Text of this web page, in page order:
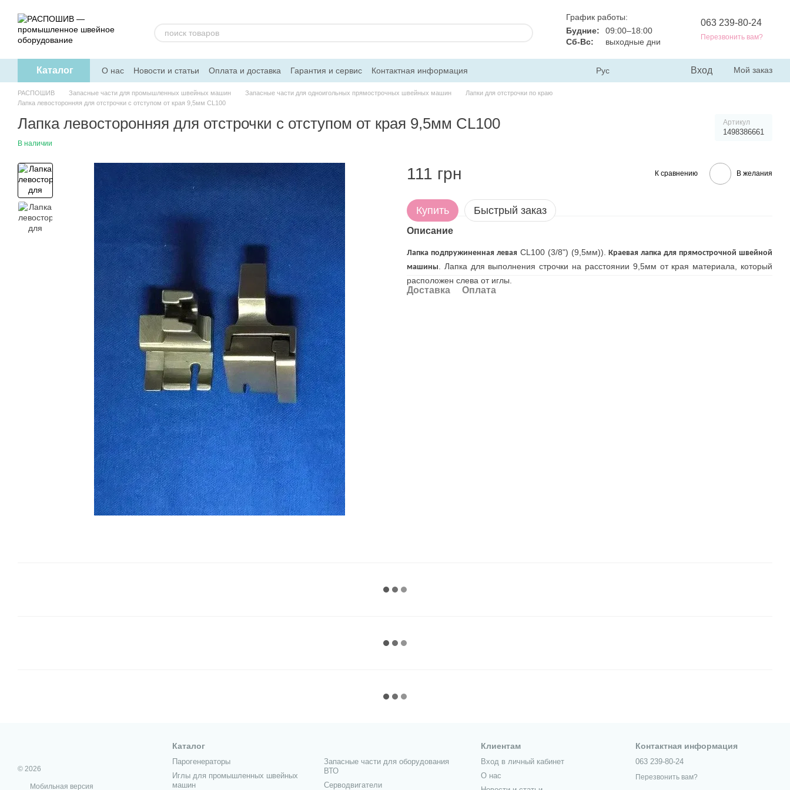
График работы:
Будние:
09:00–18:00
Сб-Вс:
выходные дни
063 239-80-24
Перезвонить вам?
Каталог О нас Новости и статьи Оплата и доставка Гарантия и сервис Контактная информация Рус Вход Мой заказ
РАСПОШИВ Запасные части для промышленных швейных машин Запасные части для одноигольных прямострочных швейных машин
Лапки для отстрочки по краю
Лапка левосторонняя для отстрочки с отступом от края 9,5мм CL100
Лапка левосторонняя для отстрочки с отступом от края 9,5мм CL100 Артикул
1498386661
В наличии
111 грн К сравнению В желания
Купить Быстрый заказ
Описание
Лапка подпружиненная леваяCL100 (3/8") (9,5мм)).Краевая лапка для прямострочной швейной
машины . Лапка для выполнения строчки на расстоянии 9,5мм от края материала, который
расположен слева от иглы.
Доставка Оплата
© 2026
Мобильная версия
Каталог
Парогенераторы
Иглы для промышленных швейных
машин
Запасные части для оборудования
ВТО
Серводвигатели
Клиентам
Вход в личный кабинет
О нас
Контактная информация
063 239-80-24
Перезвонить вам?